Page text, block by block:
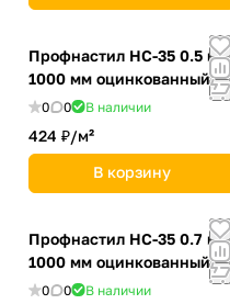
Профнастил НС-35 0.5 мм
1000 мм оцинкованный
0 0 В наличии
424 ₽/м²
В корзину
Профнастил НС-35 0.7 мм
1000 мм оцинкованный
0 0 В наличии